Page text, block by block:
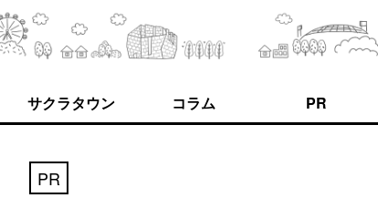
サクラタウン コラム PR
PR